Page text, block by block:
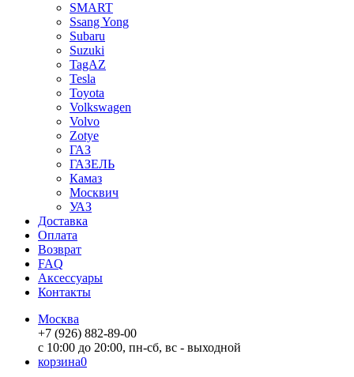
SMART
Ssang Yong
Subaru
Suzuki
TagAZ
Tesla
Toyota
Volkswagen
Volvo
Zotye
ГАЗ
ГАЗЕЛЬ
Камаз
Москвич
УАЗ
Доставка
Оплата
Возврат
FAQ
Аксессуары
Контакты
Москва
+7 (926) 882-89-00
с 10:00 до 20:00, пн-сб, вс - выходной
корзина0